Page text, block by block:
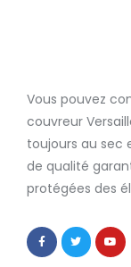
Vous pouvez
couvreur
toujours au sec
de qualité
protégées des